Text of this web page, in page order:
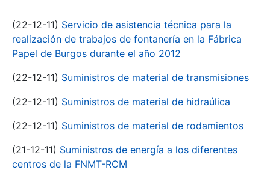
(22-12-11) Servicio de asistencia técnica para la
realización de trabajos de fontanería en la Fábrica
Papel de Burgos durante el año 2012
(22-12-11) Suministros de material de transmisiones
(22-12-11) Suministros de material de hidraúlica
(22-12-11) Suministros de material de rodamientos
(21-12-11) Suministros de energía a los diferentes
centros de la FNMT-RCM